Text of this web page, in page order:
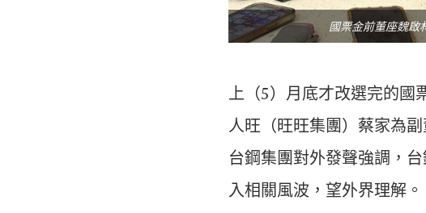
國票金前董座魏啟
上（5）月底才改選完的國
人旺（旺旺集團）蔡家為
台鋼集團對外發聲強調，
入相關風波，望外界理解。